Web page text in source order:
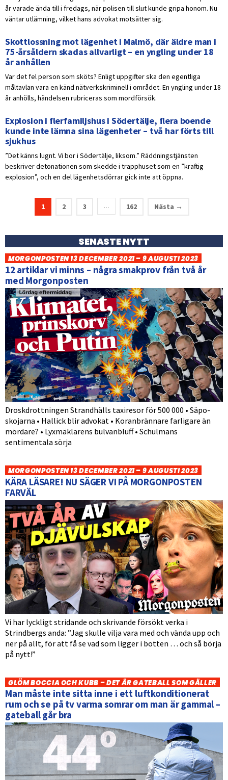
år varade ända till i fredags, när polisen till slut kunde gripa honom. Nu
väntar utlämning, vilket hans advokat motsätter sig.
Skottlossning mot lägenhet i Malmö, där äldre man i
75-årsåldern skadas allvarligt – en yngling under 18
år anhållen
Var det fel person som sköts? Enligt uppgifter ska den egentliga
måltavlan vara en känd nätverkskriminell i området. En yngling under 18
år anhölls, händelsen rubriceras som mordförsök.
Explosion i flerfamiljshus i Södertälje, flera boende
kunde inte lämna sina lägenheter – två har förts till
sjukhus
”Det känns lugnt. Vi bor i Södertälje, liksom.” Räddningstjänsten
beskriver detonationen som skedde i trapphuset som en ”kraftig
explosion”, och en del lägenhetsdörrar gick inte att öppna.
1 2 3 … 162 Nästa →
SENASTE NYTT
MORGONPOSTEN 13 DECEMBER 2021 – 9 AUGUSTI 2023
12 artiklar vi minns – några smakprov från två år
med Morgonposten
Droskdrottningen Strandhälls taxiresor för 500 000 • Säpo-
skojarna • Hallick blir advokat • Koranbrännare farligare än
mördare? • Lyxmäklarens bulvanbluff • Schulmans
sentimentala sörja
MORGONPOSTEN 13 DECEMBER 2021 – 9 AUGUSTI 2023
KÄRA LÄSARE! NU SÄGER VI PÅ MORGONPOSTEN
FARVÄL
Vi har lyckligt stridande och skrivande försökt verka i
Strindbergs anda: ”Jag skulle vilja vara med och vända upp och
ner på allt, för att få se vad som ligger i botten … och så börja
på nytt!”
GLÖM BOCCIA OCH KUBB – DET ÄR GATEBALL SOM GÄLLER
Man måste inte sitta inne i ett luftkonditionerat
rum och se på tv varma somrar om man är gammal –
gateball går bra